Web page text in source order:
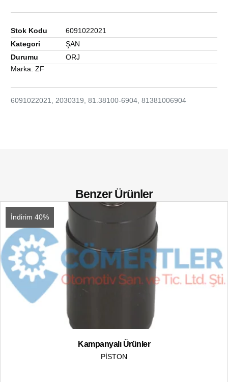
Stok Kodu
6091022021
Kategori
ŞAN
Durumu
ORJ
Marka:ZF
6091022021, 2030319, 81.38100-6904, 81381006904
Benzer Ürünler
İndirim 40%
Kampanyalı Ürünler
PİSTON